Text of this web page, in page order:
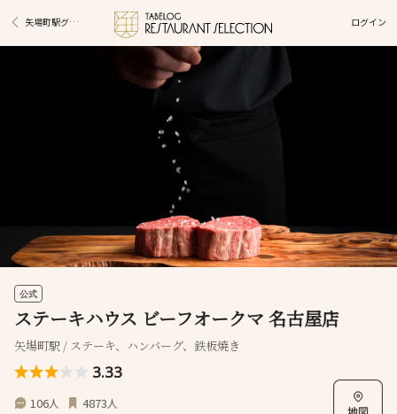
矢場町駅グルメ ログイン
公式
ステーキハウス ビーフオークマ 名古屋店
矢場町駅 / ステーキ、ハンバーグ、鉄板焼き
3.33
106人 4873人